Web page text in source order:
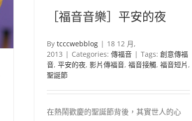
［福音音樂］平安的夜
By tcccwebblog | 18 12 月,
2013 | Categories: 傳福音 | Tags: 創意傳福
音, 平安的夜, 影片傳福音, 福音接觸, 福音短片 ,
聖誕節
在熱鬧歡慶的聖誕節背後，其實世人的心